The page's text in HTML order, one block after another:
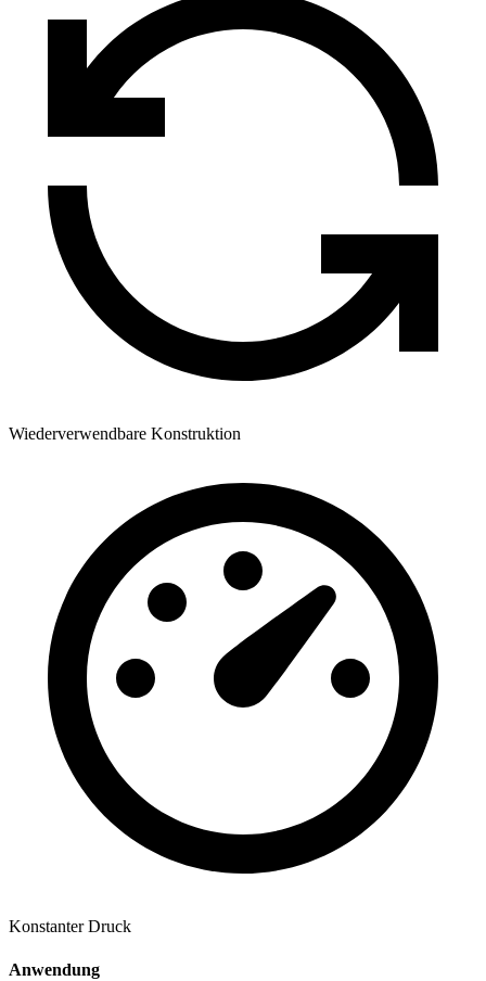
Wiederverwendbare Konstruktion
Konstanter Druck
Anwendung